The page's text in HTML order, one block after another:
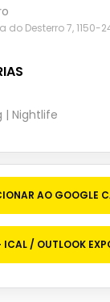
Desterro 7, 1150-
| Nightlife
AO GOOGLE
ICAL / OUTLOOK